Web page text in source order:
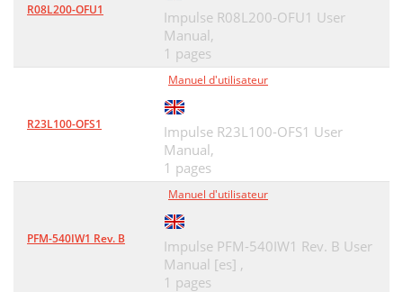
R08L200-OFU1
Impulse R08L200-OFU1 User
Manual,
1 pages
R23L100-OFS1
Manuel d'utilisateur
Impulse R23L100-OFS1 User
Manual,
1 pages
PFM-540IW1 Rev. B
Manuel d'utilisateur
Impulse PFM-540IW1 Rev. B User
Manual [es] ,
1 pages